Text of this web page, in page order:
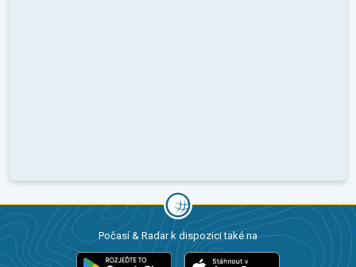
Počasí & Radar k dispozici také na